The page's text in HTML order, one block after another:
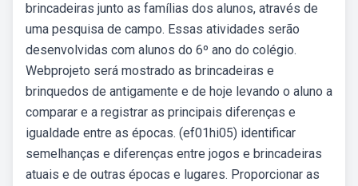
brincadeiras junto as famílias dos alunos, através de
uma pesquisa de campo. Essas atividades serão
desenvolvidas com alunos do 6º ano do colégio.
Webprojeto será mostrado as brincadeiras e
brinquedos de antigamente e de hoje levando o aluno a
comparar e a registrar as principais diferenças e
igualdade entre as épocas. (ef01hi05) identificar
semelhanças e diferenças entre jogos e brincadeiras
atuais e de outras épocas e lugares. Proporcionar as